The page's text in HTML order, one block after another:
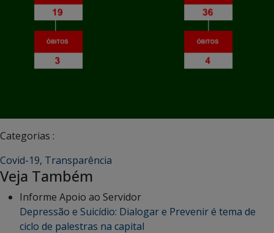
Categorias :
Covid-19, Transparência
Veja Também
Informe Apoio ao Servidor
Depressão e Suicídio: Dialogar e Prevenir é tema de
ciclo de palestras na capital